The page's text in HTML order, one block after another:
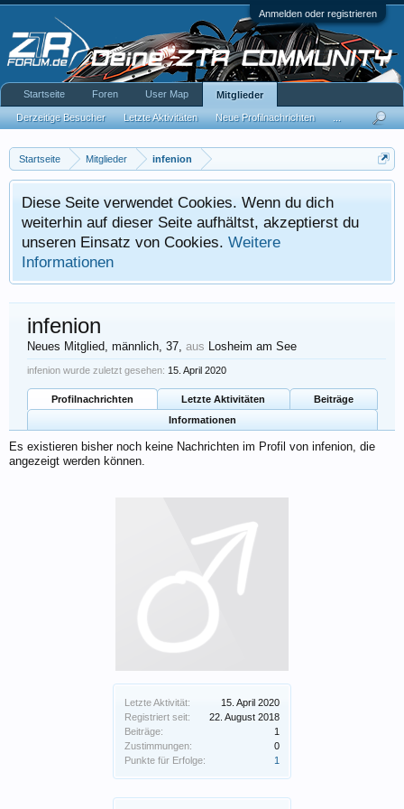
Anmelden oder registrieren
Startseite Mitglieder infenion
Diese Seite verwendet Cookies. Wenn du dich
weiterhin auf dieser Seite aufhältst, akzeptierst du
unseren Einsatz von Cookies. Weitere
Informationen
Letzte Aktivität:
15. April 2020
Registriert seit:
22. August 2018
Beiträge:
1
Zustimmungen:
0
Punkte für Erfolge:
1
infenion
Neues Mitglied, männlich, 37, aus Losheim am See
infenion wurde zuletzt gesehen: 15. April 2020
Profilnachrichten Letzte Aktivitäten
Beiträge
Informationen
Es existieren bisher noch keine Nachrichten im Profil von infenion, die
angezeigt werden können.
Startseite Foren User Map Mitglieder
Derzeitige Besucher Letzte Aktivitäten Neue Profilnachrichten